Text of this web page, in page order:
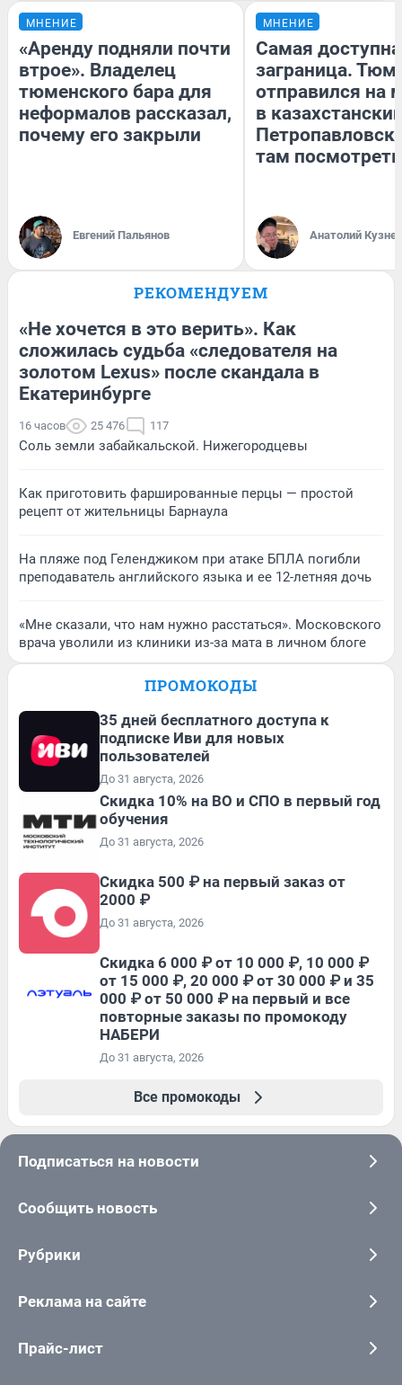
МНЕНИЕ
«Аренду подняли почти
втрое». Владелец
тюменского бара для
неформалов рассказал,
почему его закрыли
Евгений Пальянов
МНЕНИЕ
Самая
заграница.
отправился на
в
там посмотреть
Анатолий
РЕКОМЕНДУЕМ
«Не хочется в это верить». Как
сложилась судьба «следователя на
золотом Lexus» после скандала в
Екатеринбурге
16 часов 25 476 117
Соль земли забайкальской. Нижегородцевы
Как приготовить фаршированные перцы — простой
рецепт от жительницы Барнаула
На пляже под Геленджиком при атаке БПЛА погибли
преподаватель английского языка и ее 12-летняя дочь
«Мне сказали, что нам нужно расстаться». Московского
врача уволили из клиники из-за мата в личном блоге
ПРОМОКОДЫ
35 дней бесплатного доступа к
подписке Иви для новых
пользователей
До 31 августа, 2026
Скидка 10% на ВО и СПО в первый год
обучения
До 31 августа, 2026
Скидка 500 ₽ на первый заказ от
2000 ₽
До 31 августа, 2026
Скидка 6 000 ₽ от 10 000 ₽, 10 000 ₽
от 15 000 ₽, 20 000 ₽ от 30 000 ₽ и 35
000 ₽ от 50 000 ₽ на первый и все
повторные заказы по промокоду
НАБЕРИ
До 31 августа, 2026
Все промокоды
Подписаться на новости
Сообщить новость
Рубрики
Реклама на сайте
Прайс-лист